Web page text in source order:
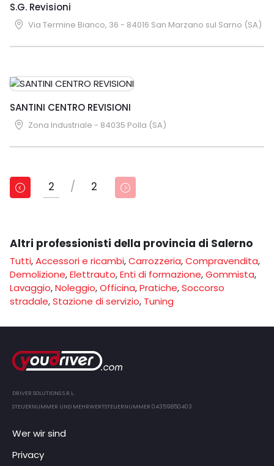
S.G. Revisioni
Via Termine Bianco, 36 - 84016 San Marzano sul Sarno (SA)
SANTINI CENTRO REVISIONI
Zona Industriale - 84035 Polla (SA)
2 / 2
Altri professionisti della provincia di Salerno
Tutti,Accessori e ricambi,Carrozzeria,Compravendita,
Demolizione,Elettrauto,Enti di formazione,Gommista,
Lavaggio,Noleggio,Officina,Pratiche,Soccorso
stradale,Stazione di servizio, Tuning
DRIVER SOLUTIONS S.R.L.
STEUERNUMMER UND MEHRWERTSTEUERNUMMER 04359850403
Wer wir sind
Privacy